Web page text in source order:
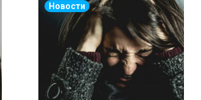
Новости